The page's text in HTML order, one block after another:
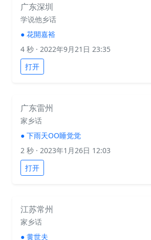
广东深圳
学说他乡话
● 花開嘉裕
4 秒 · 2022年9月21日 23:35
打开
广东雷州
家乡话
● 下雨天OO睡觉觉
2 秒 · 2023年1月26日 12:03
打开
江苏常州
家乡话
● 黄世夫